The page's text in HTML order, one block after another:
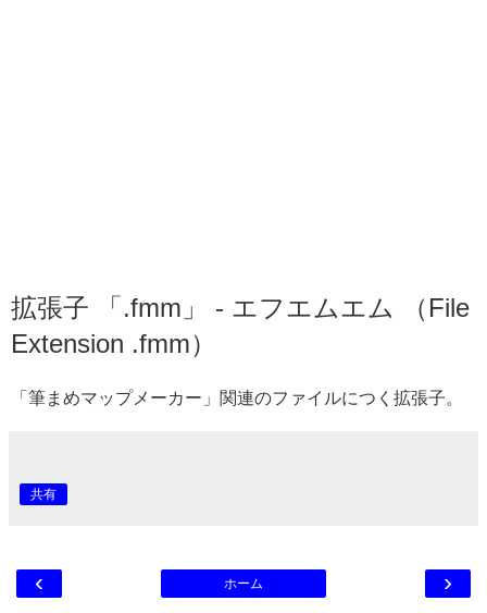
拡張子 「.fmm」 - エフエムエム （File
Extension .fmm）
「筆まめマップメーカー」関連のファイルにつく拡張子。
共有
‹ ›
ホーム